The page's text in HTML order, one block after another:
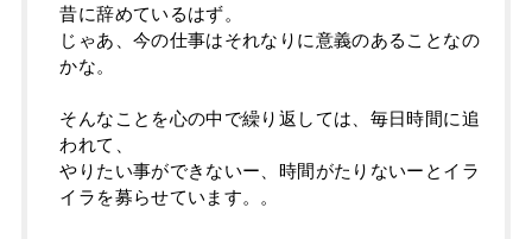
昔に辞めているはず。
じゃあ、今の仕事はそれなりに意義のあることなの
かな。
そんなことを心の中で繰り返しては、毎日時間に追
われて、
やりたい事ができないー、時間がたりないーとイラ
イラを募らせています。。